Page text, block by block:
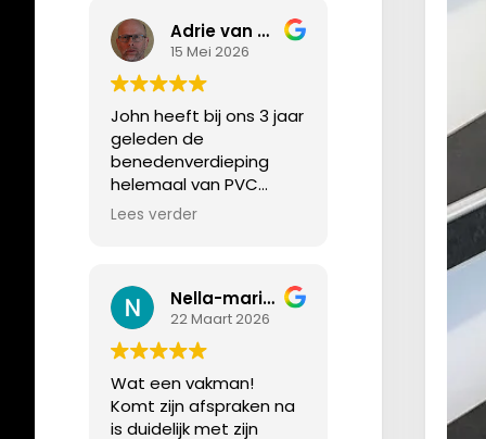
Adrie van Rijsbergen
15 Mei 2026
John heeft bij ons 3 jaar
geleden de
benedenverdieping
helemaal van PVC
voorzien en onlangs
bovenverdieping en als
laatste ook onze trap.
Alles tiptop in orde.
John is een pietje
precies, we zijn erg blij
met het resultaat.
Lees verder
Nella-marie Leijs
22 Maart 2026
Wat een vakman!
Komt zijn afspraken na
is duidelijk met zijn